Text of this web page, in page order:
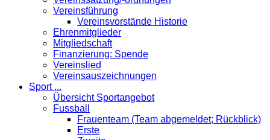
Vereinsführung
Vereinsvorstände Historie
Ehrenmitglieder
Mitgliedschaft
Finanzierung: Spende
Vereinslied
Vereinsauszeichnungen
Sport ...
Übersicht Sportangebot
Fussball
Frauenteam (Team abgemeldet; Rückblick)
Erste